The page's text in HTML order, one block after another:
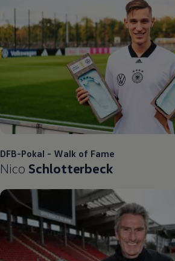
DFB-Pokal - Walk of Fame
Nico Schlotterbeck